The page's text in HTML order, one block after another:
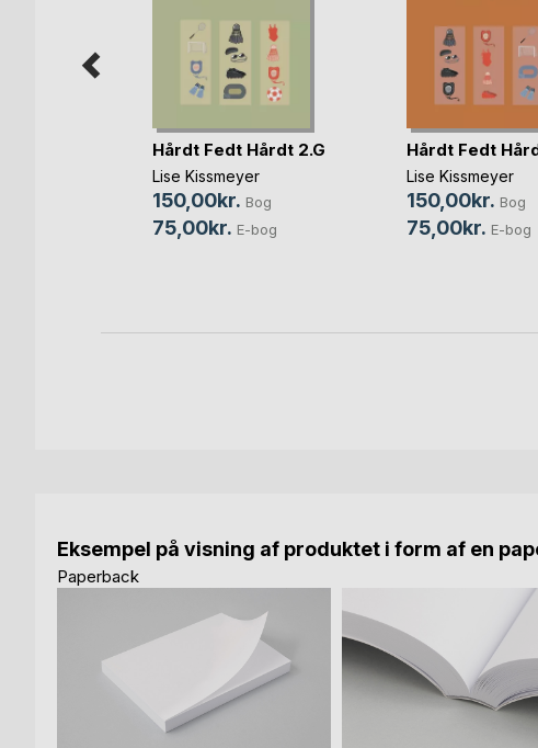
Hårdt Fedt Hårdt 2.G
Lise Kissmeyer
150,00kr. Bog
75,00kr. E-bog
Hårdt Fedt
Lise Kissmeyer
150,00kr. Bog
75,00kr. E-bog
Eksempel på visning af produktet i form af en
Paperback